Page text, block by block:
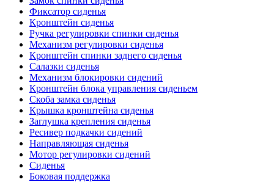
Фиксатор сиденья
Кронштейн сиденья
Ручка регулировки спинки сиденья
Механизм регулировки сиденья
Кронштейн спинки заднего сиденья
Салазки сиденья
Механизм блокировки сидений
Кронштейн блока управления сиденьем
Скоба замка сиденья
Крышка кронштейна сиденья
Заглушка крепления сиденья
Ресивер подкачки сидений
Направляющая сиденья
Мотор регулировки сидений
Сиденья
Боковая поддержка